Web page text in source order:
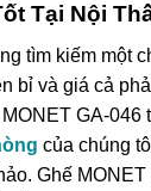
Tại Nội
tìm kiếm một
bỉ và giá cả
GA-046
của chúng
Ghế